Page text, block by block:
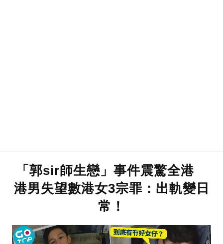
「郭sir師生戀」事件震驚全港
港男失望數港女3宗罪：出軌變日
常！